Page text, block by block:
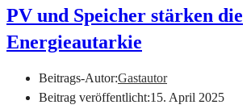
PV und Speicher stärken die
Energieautarkie
Beitrags-Autor:Gastautor
Beitrag veröffentlicht:15. April 2025